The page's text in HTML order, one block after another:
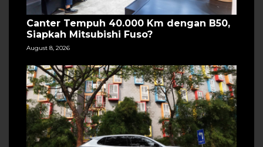
Canter Tempuh 40.000 Km dengan B50,
Siapkah Mitsubishi Fuso?
August 8, 2026